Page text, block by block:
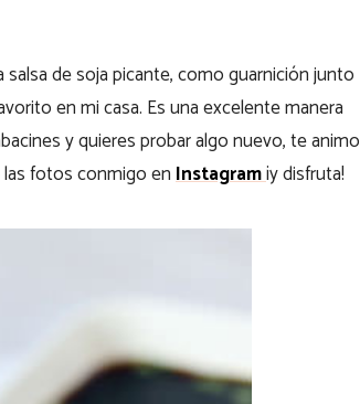
de soja picante, como guarnición junto
en mi casa. Es una excelente manera
y quieres probar algo nuevo, te animo
fotos conmigo enInstagram¡y disfruta!